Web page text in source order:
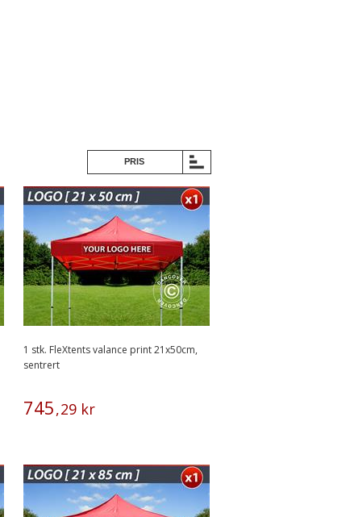
PRIS
1 stk. FleXtents valance print 21x50cm,
sentrert
745,29 kr